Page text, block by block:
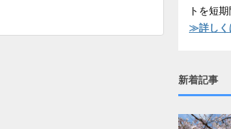
トを短
≫詳しく
新着記事